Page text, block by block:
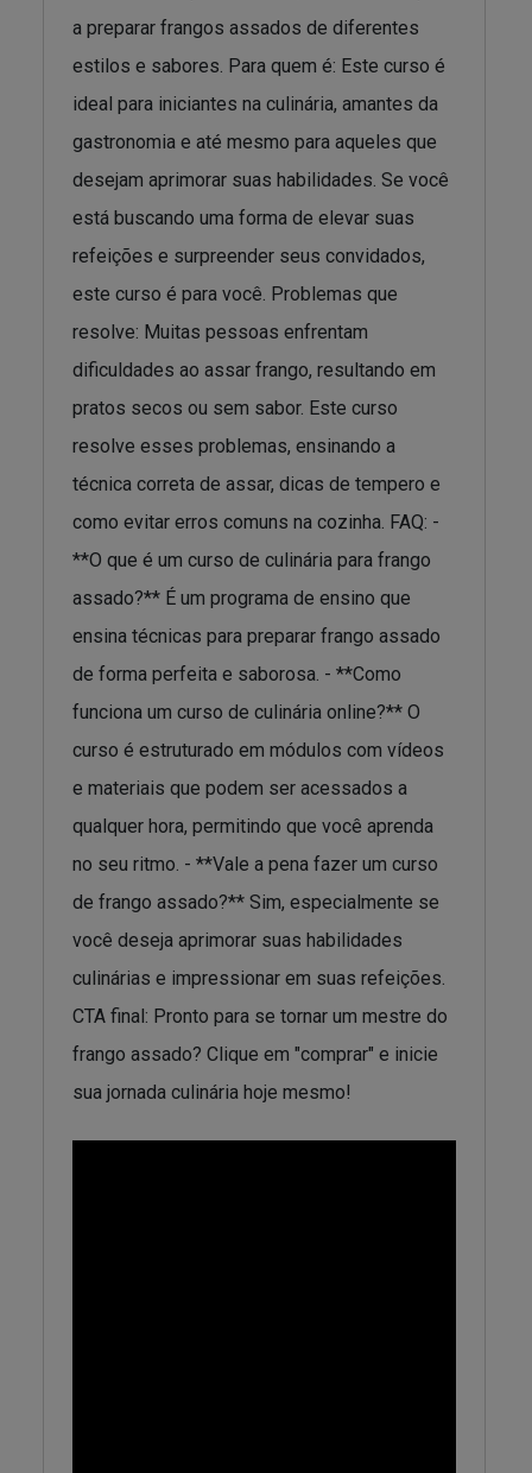
a preparar frangos assados de diferentes
estilos e sabores. Para quem é: Este curso é
ideal para iniciantes na culinária, amantes da
gastronomia e até mesmo para aqueles que
desejam aprimorar suas habilidades. Se você
está buscando uma forma de elevar suas
refeições e surpreender seus convidados,
este curso é para você. Problemas que
resolve: Muitas pessoas enfrentam
dificuldades ao assar frango, resultando em
pratos secos ou sem sabor. Este curso
resolve esses problemas, ensinando a
técnica correta de assar, dicas de tempero e
como evitar erros comuns na cozinha. FAQ: -
**O que é um curso de culinária para frango
assado?** É um programa de ensino que
ensina técnicas para preparar frango assado
de forma perfeita e saborosa. - **Como
funciona um curso de culinária online?** O
curso é estruturado em módulos com vídeos
e materiais que podem ser acessados a
qualquer hora, permitindo que você aprenda
no seu ritmo. - **Vale a pena fazer um curso
de frango assado?** Sim, especialmente se
você deseja aprimorar suas habilidades
culinárias e impressionar em suas refeições.
CTA final: Pronto para se tornar um mestre do
frango assado? Clique em "comprar" e inicie
sua jornada culinária hoje mesmo!